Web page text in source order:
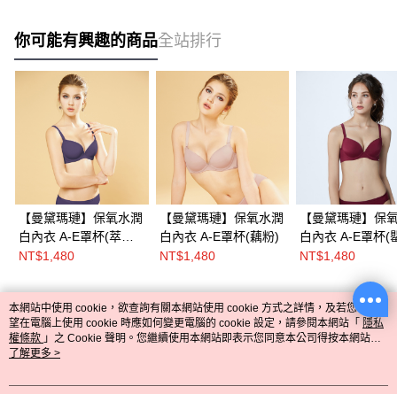
你可能有興趣的商品全站排行
【曼黛瑪璉】保氧水潤
白內衣 A-E罩杯(萃煉
紫)
NT$1,480
【曼黛瑪璉】保氧水潤
白內衣 A-E罩杯(藕粉)
NT$1,480
【曼黛瑪璉】保
白內衣 A-E罩杯(罌粟
紅)
NT$1,480
熱門標籤
本網站中使用 cookie，欲查詢有關本網站使用 cookie 方式之詳情，及若您不希
望在電腦上使用 cookie 時應如何變更電腦的 cookie 設定，請參閱本網站「 隱私
權條款 」之 Cookie 聲明。您繼續使用本網站即表示您同意本公司得按本網站使
用條款之 Cookie 聲明使用 cookie。
了解更多 >